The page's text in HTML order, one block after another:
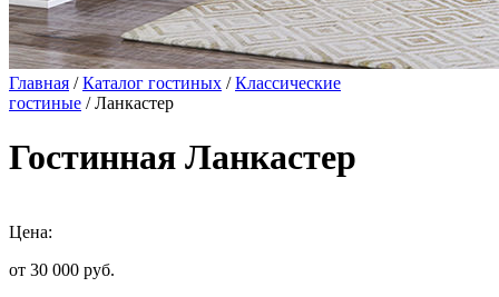
Главная /Каталог гостиных /Классические
гостиные / Ланкастер
Гостинная Ланкастер
Цена:
от 30 000 руб.